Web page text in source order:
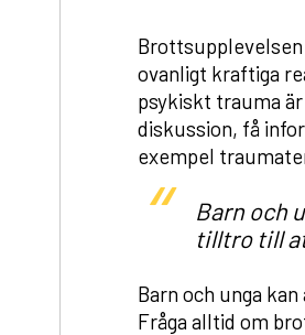
ovanligt kraftiga
psykiskt trauma
diskussion, få
exempel
Barn och
tilltro till
Barn och unga
Fråga alltid om